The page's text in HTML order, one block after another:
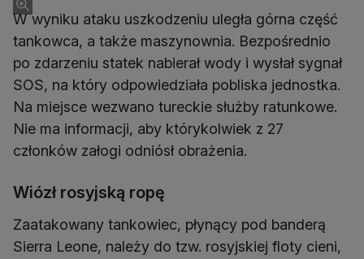
W wyniku ataku uszkodzeniu uległa górna część
tankowca, a także maszynownia. Bezpośrednio
po zdarzeniu statek nabierał wody i wysłał sygnał
SOS, na który odpowiedziała pobliska jednostka.
Na miejsce wezwano tureckie służby ratunkowe.
Nie ma informacji, aby którykolwiek z 27
członków załogi odniósł obrażenia.
Wiózł rosyjską ropę
Zaatakowany tankowiec, płynący pod banderą
Sierra Leone, należy do tzw. rosyjskiej floty cieni,